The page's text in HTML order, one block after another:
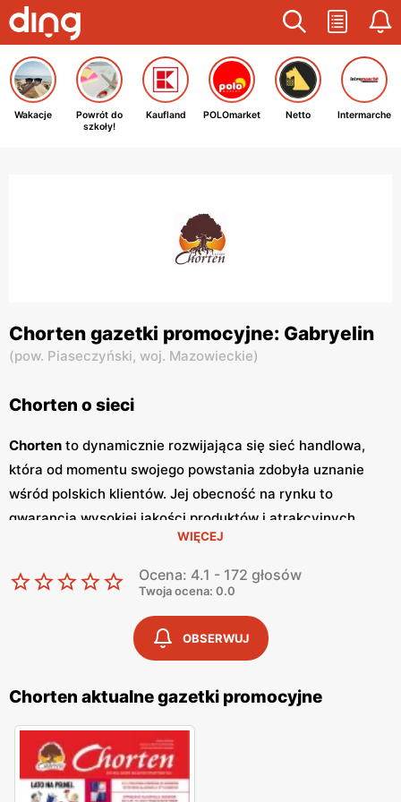
Wakacje
Powrót do
szkoły!
Kaufland POLOmarket Netto Intermarche
Chorten gazetki promocyjne: Gabryelin
(pow. Piaseczyński, woj. Mazowieckie)
Chorten o sieci
Chorten to dynamicznie rozwijająca się sieć handlowa,
która od momentu swojego powstania zdobyła uznanie
wśród polskich klientów. Jej obecność na rynku to
gwarancja wysokiej jakości produktów i atrakcyjnych
Chortenzlokalizowane są głównie w
północno-wschodniej Polsce, a ich oferta obejmuje szeroki
wachlarz artykułów spożywczych oraz przemysłowych,
dostosowanych do potrzeb codziennego życia. Kluczowym
elementem strategii marketingowej sieci
regularnie wydawanegazetki promocyjne
cenne źródło informacji o bieżących
promocjach
Gazetki promocyjne
ukazują się co dwa
tygodnie, umożliwiając klientom bieżące śledzenie
atrakcyjnych ofert oraz planowanie zakupów w sposób
ekonomiczny. Zawartośćgazetek
WIĘCEJ
Ocena: 4.1 - 172 głosów
Twoja ocena: 0.0
OBSERWUJ
Chorten aktualne gazetki promocyjne